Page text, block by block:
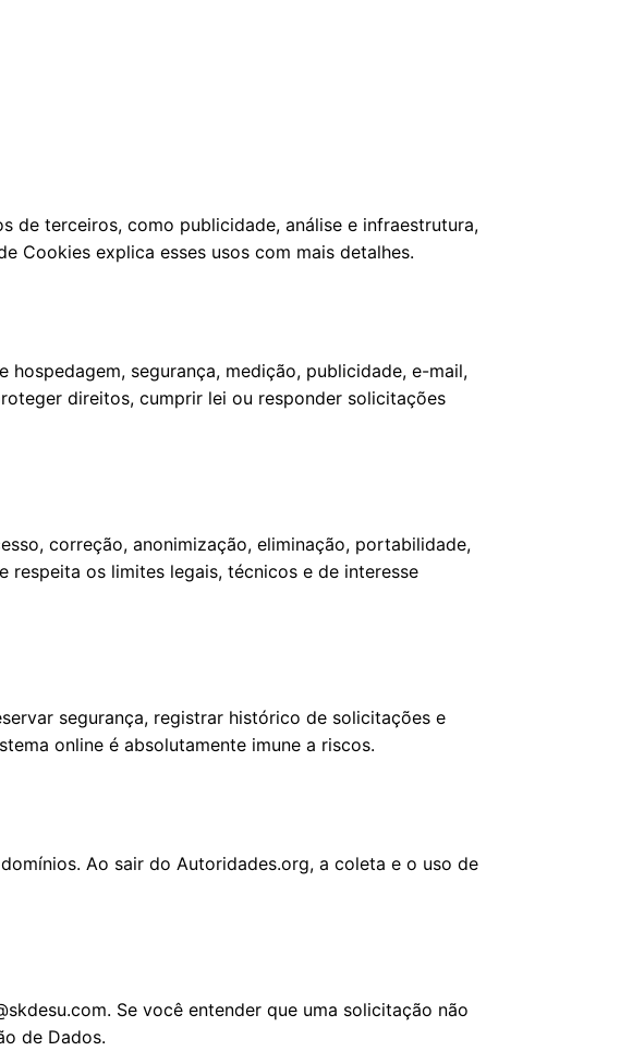
de terceiros, como publicidade, análise e infraestrutura,
Cookies explica esses usos com mais detalhes.
segurança, medição, publicidade, e-mail,
direitos, cumprir lei ou responder solicitações
correção, anonimização, eliminação, portabilidade,
respeita os limites legais, técnicos e de interesse
segurança, registrar histórico de solicitações e
online é absolutamente imune a riscos.
Ao sair do Autoridades.org, a coleta e o uso de
Se você entender que uma solicitação não
de Dados.